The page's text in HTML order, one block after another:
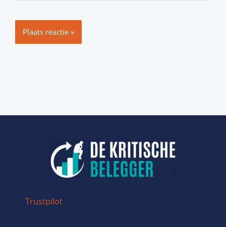
Trustpilot